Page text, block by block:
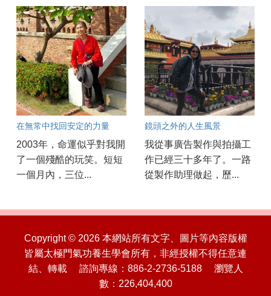
在無常中找回安定的力量
2003年，命運似乎對我開
了一個殘酷的玩笑。短短
一個月內，三位...
鏡頭之外的人生風景
我從事廣告製作與拍攝工
作已經三十多年了。一路
從製作助理做起，歷...
Copyright © 2026 本網站所有文字、圖片等內容版權
皆屬太極門氣功養生學會所有，非經授權不得任意連
結、轉載 諮詢專線：886-2-2736-5188 瀏覽人
數：226,404,400